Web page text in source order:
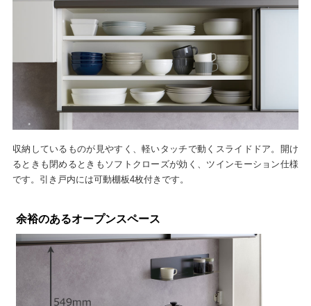
収納しているものが見やすく、軽いタッチで動くスライドドア。開け
るときも閉めるときもソフトクローズが効く、ツインモーション仕様
です。引き戸内には可動棚板4枚付きです。
余裕のあるオープンスペース